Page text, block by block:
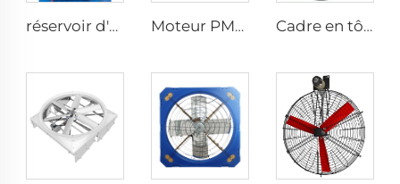
réservoir d'eau extra-large de 300 L en matériau PP neuf à 100 %, refroidisseur d'air évaporatif mobile axial pour usage extérieur Moteur PMSM IE5 24ft HVLS 7.3m Ventilateurs électriques industriels grands pour laiteries, entrepôts Cadre en tôle galvanisée, pales en aluminium, ventilateur d'aération pour étable circulaire de 950 mm, suspendu ou fixé au mur